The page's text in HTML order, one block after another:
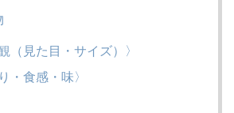
観（見た目・サイズ）〉
・食感・味〉